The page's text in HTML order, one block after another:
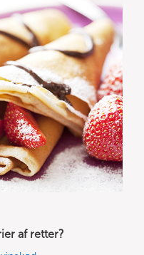
af retter?